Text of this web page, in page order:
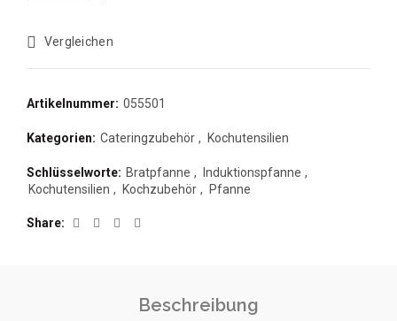
Vergleichen
Artikelnummer: 055501
Kategorien: Cateringzubehör , Kochutensilien
Schlüsselworte: Bratpfanne , Induktionspfanne ,
Kochutensilien , Kochzubehör , Pfanne
Share
Beschreibung